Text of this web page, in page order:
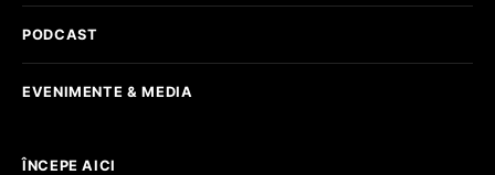
PODCAST
EVENIMENTE & MEDIA
ÎNCEPE AICI